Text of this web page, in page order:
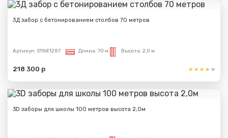
3Д забор с бетонированием столбов 70 метров
Артикул: S116E1287 Длина: 70 м Высота: 2,0 м
218 300 р
3D заборы для школы 100 метров высота 2,0м